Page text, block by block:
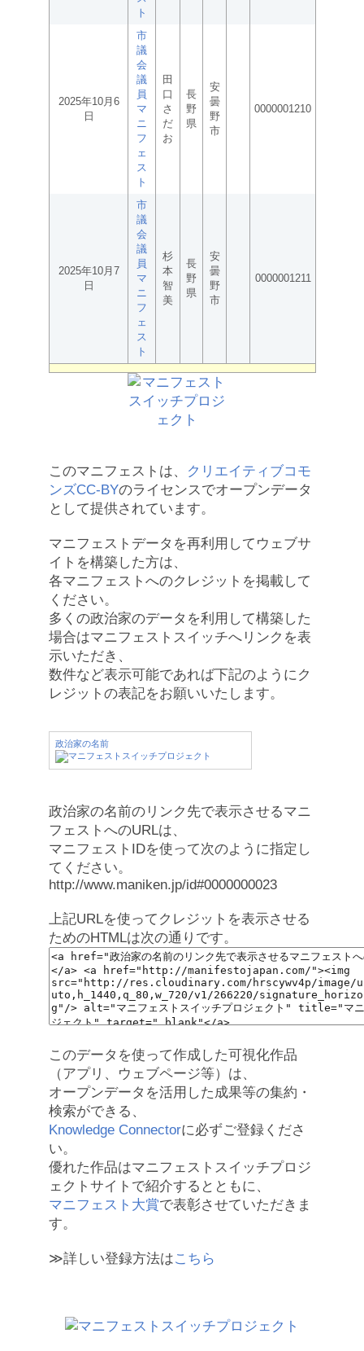
ト
2025年10月6
日
市
議
会
議
員
マ
ニ
フ
ェ
ス
ト
田
口
さ
だ
お
長
野
県
安
曇
野
市
0000001210
2025年10月7
日
市
議
会
議
員
マ
ニ
フ
ェ
ス
ト
杉
本
智
美
長
野
県
安
曇
野
市
0000001211
このマニフェストは、
クリエイティブコモ
ンズCC-BYのライセンスでオープンデータ
として提供されています。
マニフェストデータを再利用してウェブサ
イトを構築した方は、
各マニフェストへのクレジットを掲載して
ください。
多くの政治家のデータを利用して構築した
場合はマニフェストスイッチへリンクを表
示いただき、
数件など表示可能であれば下記のようにク
レジットの表記をお願いいたします。
政治家の名前
政治家の名前のリンク先で表示させるマニ
フェストへのURLは、
マニフェストIDを使って次のように指定し
てください。
http://www.maniken.jp/id#0000000023
上記URLを使ってクレジットを表示させる
ためのHTMLは次の通りです。
このデータを使って作成した可視化作品
（アプリ、ウェブページ等）は、
オープンデータを活用した成果等の集約・
検索ができる、
Knowledge Connectorに必ずご登録くださ
い。
優れた作品はマニフェストスイッチプロジ
ェクトサイトで紹介するとともに、
マニフェスト大賞で表彰させていただきま
す。
≫詳しい登録方法はこちら